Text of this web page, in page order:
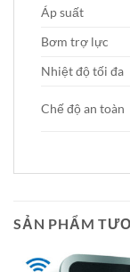
Áp suất
Bơm trợ lực
Nhiệt độ tối đa
Chế độ an toàn
SẢN PHẨM